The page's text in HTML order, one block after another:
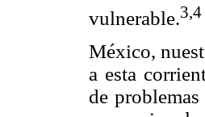
vulnerable.3,4
México,
a esta
de